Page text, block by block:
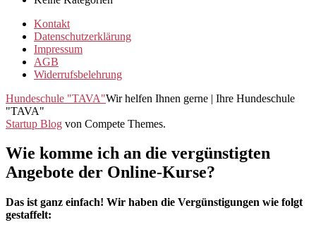
Kontakt
Datenschutzerklärung
Impressum
AGB
Widerrufsbelehrung
Hundeschule "TAVA"Wir helfen Ihnen gerne | Ihre Hundeschule
"TAVA"
Startup Blog von Compete Themes.
Wie komme ich an die vergünstigten
Angebote der Online-Kurse?
Das ist ganz einfach! Wir haben die Vergünstigungen wie folgt
gestaffelt: